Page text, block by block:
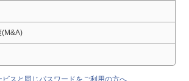
(M&A)
ビスと同じパスワードをご利用の方へ